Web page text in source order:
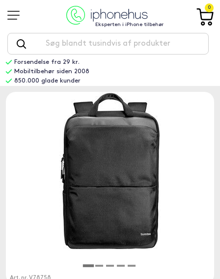
Eksperten i iPhone tilbehør
0
Forsendelse fra 29 kr.
Mobiltilbehør siden 2008
850.000 glade kunder